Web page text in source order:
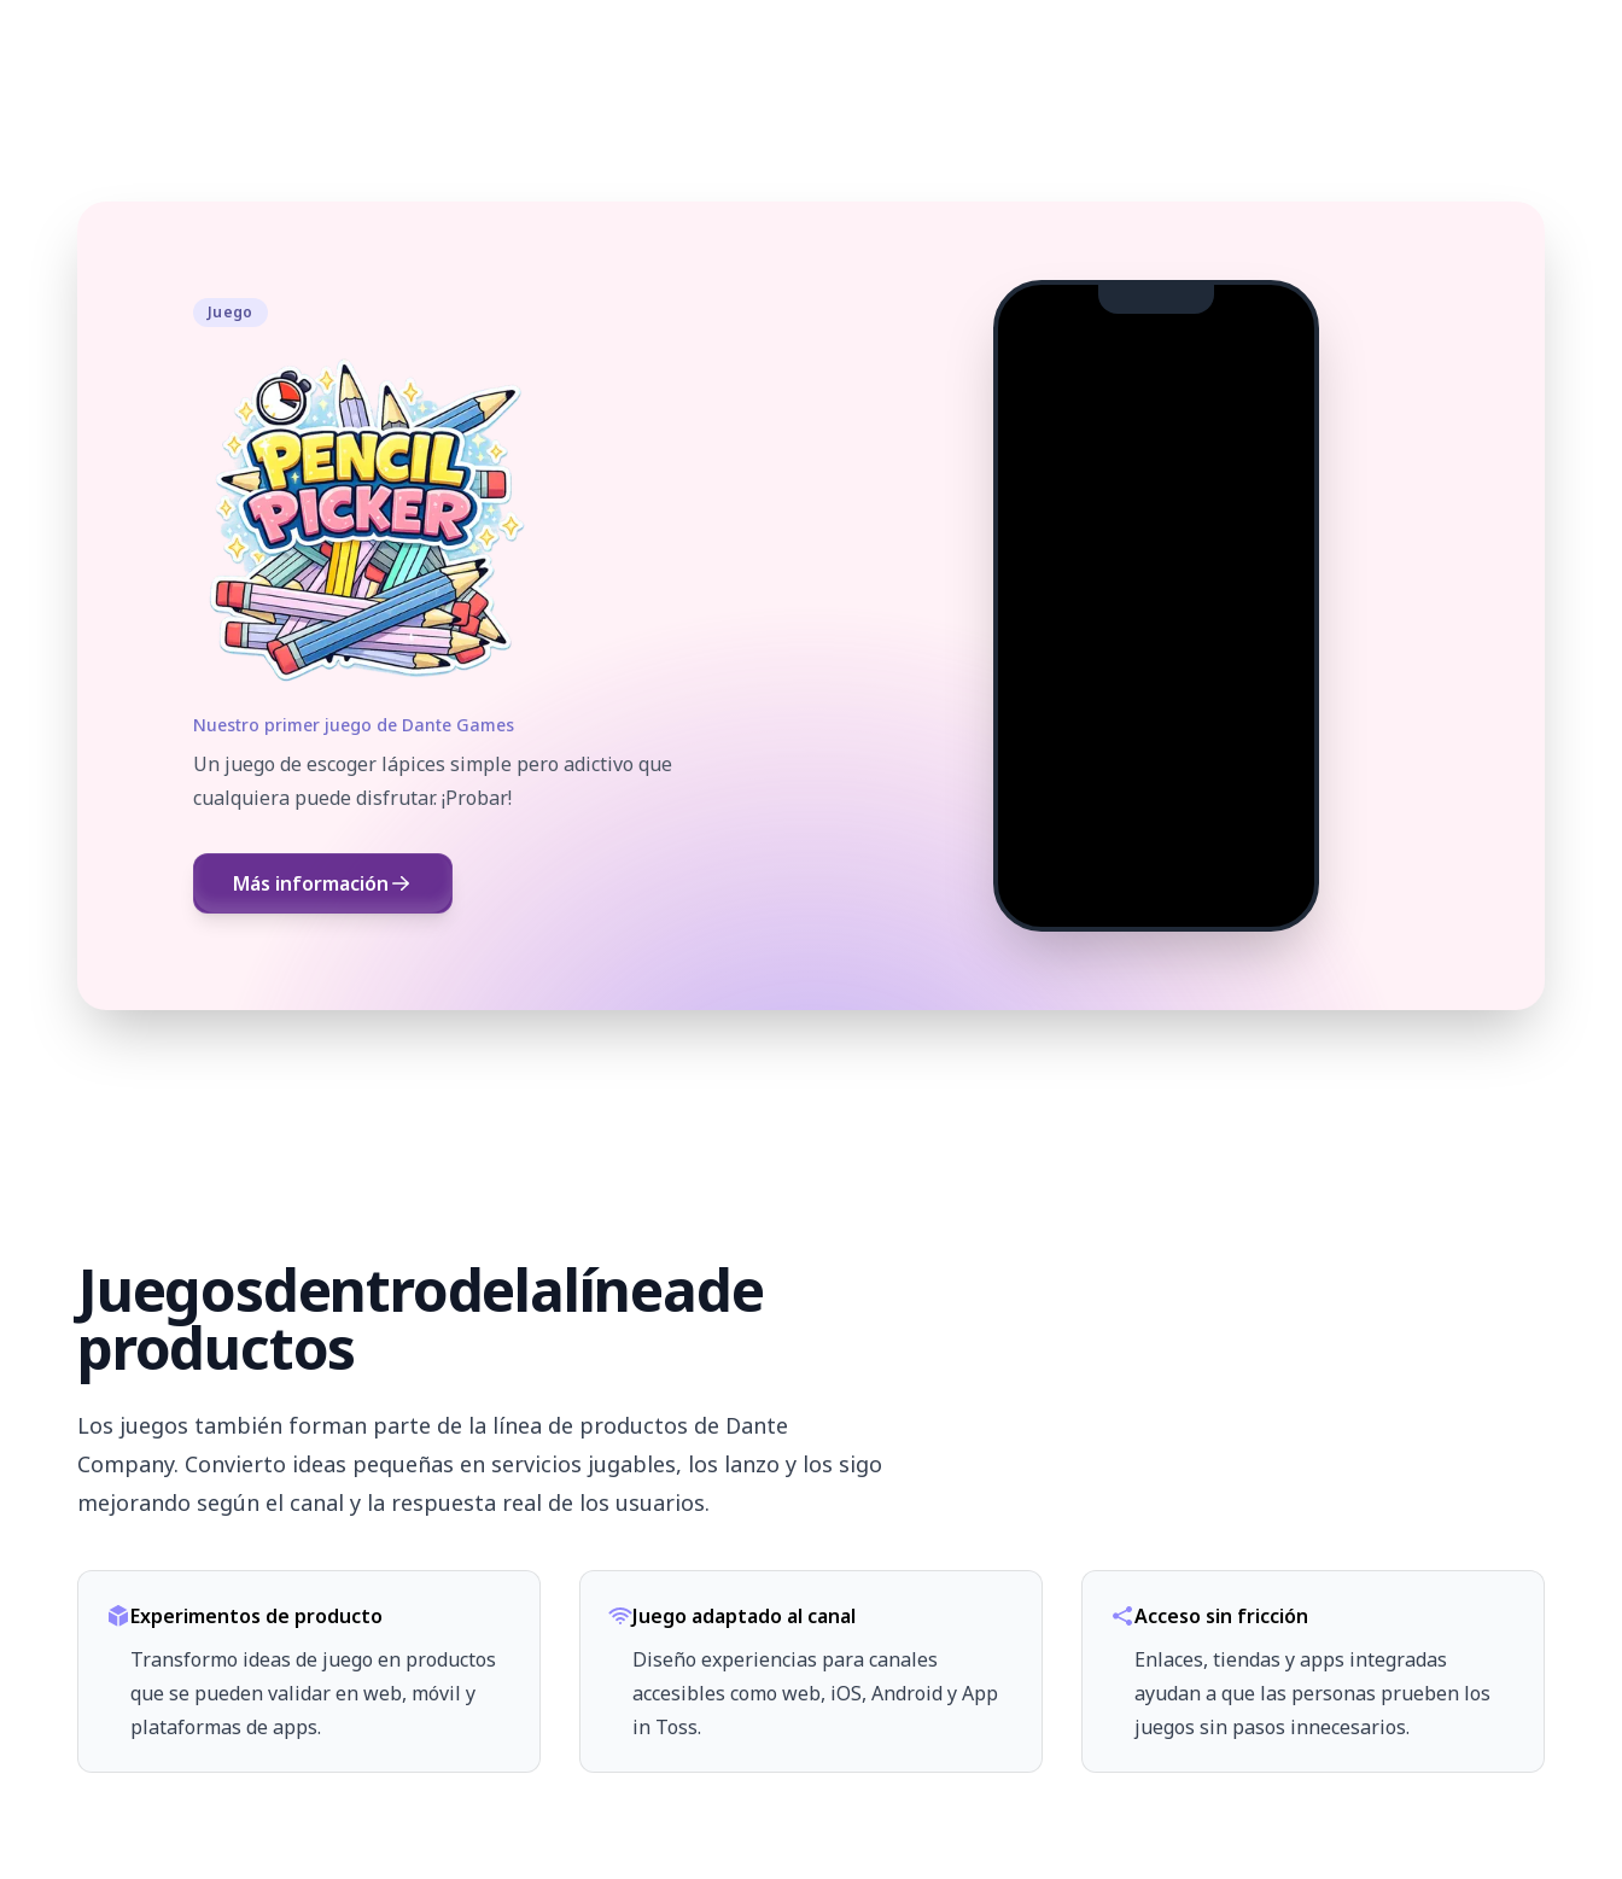
Juego
Nuestro primer juego de Dante Games
Un juego de escoger lápices simple pero adictivo que
cualquiera puede disfrutar. ¡Probar!
Más información
Juegosdentrodelalíneade
productos
Los juegos también forman parte de la línea de productos de Dante
Company. Convierto ideas pequeñas en servicios jugables, los lanzo y los sigo
mejorando según el canal y la respuesta real de los usuarios.
Experimentos de producto
Transformo ideas de juego en productos
que se pueden validar en web, móvil y
plataformas de apps.
Juego adaptado al canal
Diseño experiencias para canales
accesibles como web, iOS, Android y App
in Toss.
Acceso sin fricción
Enlaces, tiendas y apps integradas
ayudan a que las personas prueben los
juegos sin pasos innecesarios.